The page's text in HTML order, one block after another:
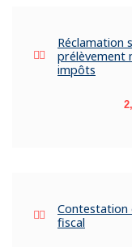
Réclamation
prélèvement
impôts
Contestation
fiscal